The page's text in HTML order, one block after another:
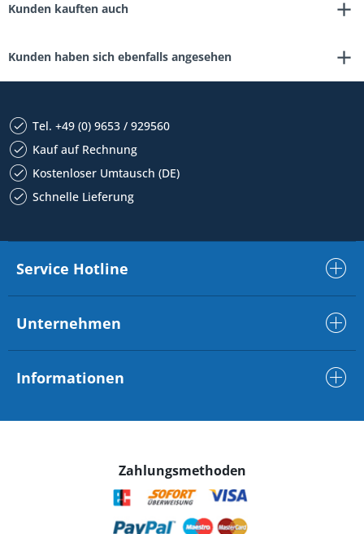
Kunden kauften auch
Kunden haben sich ebenfalls angesehen
Tel. +49 (0) 9653 / 929560
Kauf auf Rechnung
Kostenloser Umtausch (DE)
Schnelle Lieferung
Service Hotline
Unternehmen
Informationen
Zahlungsmethoden